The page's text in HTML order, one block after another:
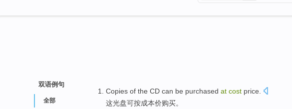
双语例句
全部
Copies of the CD can be purchased at cost price.
这光盘可按成本价购买。